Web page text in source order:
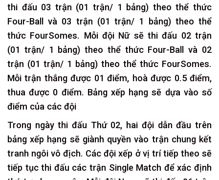
thi đấu 03 trận (01 trận/ 1 bảng) theo thể thức
Four-Ball và 03 trận (01 trận/ 1 bảng) theo thể
thức FourSomes. Mỗi đội Nữ sẽ thi đấu 02 trận
(01 trận/ 1 bảng) theo thể thức Four-Ball và 02
trận (01 trận/ 1 bảng) theo thể thức FourSomes.
Mỗi trận thắng được 01 điểm, hoà được 0.5 điểm,
thua được 0 điểm. Bảng xếp hạng sẽ dựa vào số
điểm của các đội
Trong ngày thi đấu Thứ 02, hai đội dẫn đầu trên
bảng xếp hạng sẽ giành quyền vào trận chung kết
tranh ngôi vô địch. Các đội xếp ở vị trí tiếp theo sẽ
tiếp tục thi đấu các trận Single Match để xác định